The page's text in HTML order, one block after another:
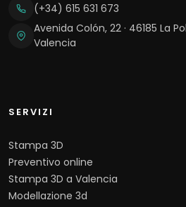
(+34) 615 631 673
Avenida Colón, 22 · 46185 La
Valencia
SERVIZI
Stampa 3D
Preventivo online
Stampa 3D a Valencia
Modellazione 3d